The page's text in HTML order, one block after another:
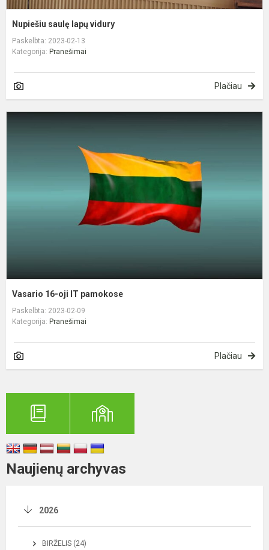
Nupiešiu saulę lapų vidury
Paskelbta: 2023-02-13
Kategorija: Pranešimai
Plačiau
Vasario 16-oji IT pamokose
Paskelbta: 2023-02-09
Kategorija: Pranešimai
Plačiau
Naujienų archyvas
2026
BIRŽELIS (24)